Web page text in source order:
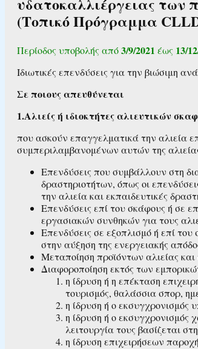
(Τοπικό Πρόγραμμα
Περίοδος υποβολής από3/9/2021 έως 13/
Ιδιωτικές επενδύσεις για την βιώσιμη
Σε ποιους απευθύνεται
1.Αλιείς ή ιδιοκτήτες αλιευτικών
που ασκούν επαγγελματικά την αλιεία
συμπεριλαμβανομένων αυτών της
Επενδύσεις που συμβάλλουν στη
δραστηριοτήτων, όπως οι
την αλιεία και εκπαιδευτικές
Επενδύσεις επί του σκάφους ή σε
εργασιακών συνθηκών για τους
Επενδύσεις σε εξοπλισμό ή επί
στην αύξηση της ενεργειακής
Μεταποίηση προϊόντων αλιείας
Διαφοροποίηση εκτός των
η ίδρυση ή η επέκταση
τουρισμός, θαλάσσια σπορ,
η ίδρυση ή ο εκσυγχρονισμός
η ίδρυση ή ο εκσυγχρονισμός
λειτουργία τους βασίζεται
η ίδρυση επιχειρήσεων